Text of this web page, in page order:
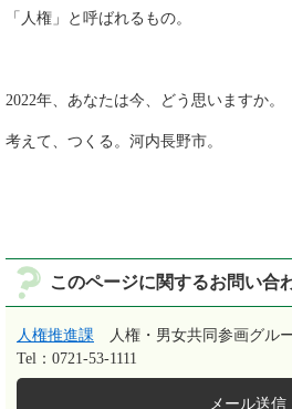
「人権」と呼ばれるもの。
2022年、あなたは今、どう思いますか。
考えて、つくる。河内長野市。
このページに関するお問い合
人権推進課
人権・男女共同参画グル
Tel：0721-53-1111
メール送信